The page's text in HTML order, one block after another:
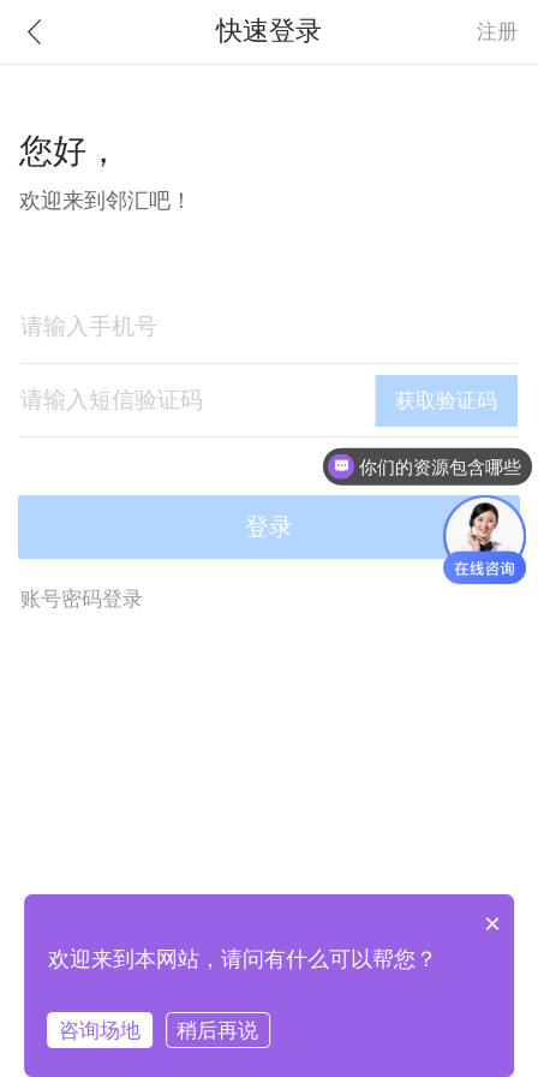
登录 注册
您好，
欢迎来到邻汇吧！
登录
手机快捷登录或注册
快速登录 注册
您好，
欢迎来到邻汇吧！
获取验证码
登录
账号密码登录
你们的资源包含哪些
×
欢迎来到本网站，请问有什么可以帮您？
咨询场地 稍后再说